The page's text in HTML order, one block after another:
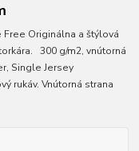
Originálna a štýlová
300 g/m2, vnútorná
Single Jersey
rukáv. Vnútorná strana